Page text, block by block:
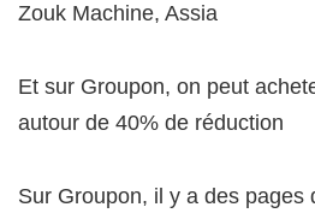
Zouk Machine, Assia
Et sur Groupon, on peut
autour de 40% de réduction
Sur Groupon, il y a des pages